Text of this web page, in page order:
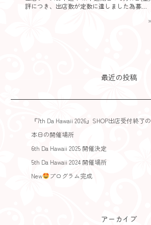
評につき、出店数が定数に達しました為
最近の投稿
『7th Da Hawaii 2026』SHOP出店受付終了
本日の開催場所
6th Da Hawaii 2025 開催決定
5th Da Hawaii 2024 開催場所
New
プログラム完成
アーカイブ